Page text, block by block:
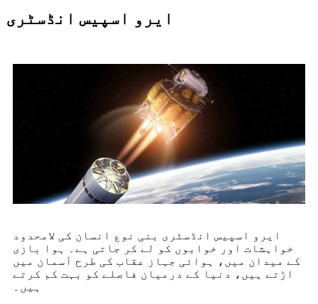
ایرو اسپیس انڈسٹری
ایرو اسپیس انڈسٹری بنی نوع انسان کی لامحدود
خواہشات اور خوابوں کو لے کر جاتی ہے۔ ہوا بازی
کے میدان میں، ہوائی جہاز عقاب کی طرح آسمان میں
اڑتے ہیں، دنیا کے درمیان فاصلے کو بہت کم کرتے
ہیں۔